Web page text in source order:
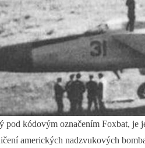
pod kódovým označením Foxbat, je
amerických nadzvukových